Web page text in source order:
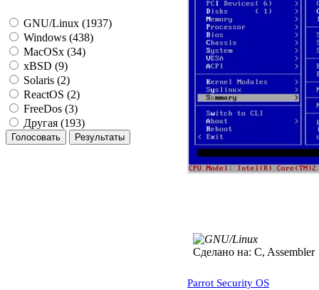
GNU/Linux (1937)
Windows (438)
MacOSx (34)
xBSD (9)
Solaris (2)
ReactOS (2)
FreeDos (3)
Другая (193)
Сделано на: C, Assembler
Parrot Security OS